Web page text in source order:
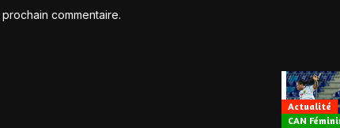
commentaire.
Actualité
CAN